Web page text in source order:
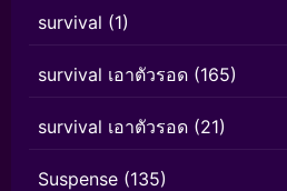
survival (1)
survival เอาตัวรอด (165)
survival เอาตัวรอด (21)
Suspense (135)